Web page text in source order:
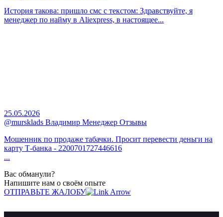
История такова: пришло смс с текстом: Здравствуйте, я
менеджер по найму в Aliexpress, в настоящее...
25.05.2026
@mursklads Владимир Менеджер Отзывы
Мошенник по продаже табачки. Просит перевести деньги на
карту Т-банка - 2200701727446616
...
Вас обманули?
Напишите нам о своём опыте
ОТПРАВЬТЕ ЖАЛОБУ